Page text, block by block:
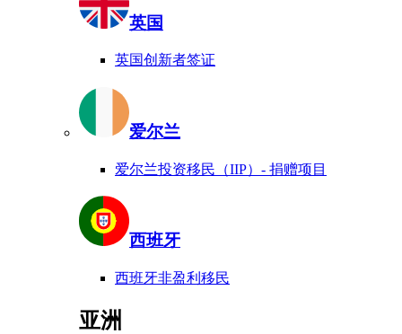
英国
英国创新者签证
爱尔兰
爱尔兰投资移民（IIP）- 捐赠项目
西班牙
西班牙非盈利移民
亚洲